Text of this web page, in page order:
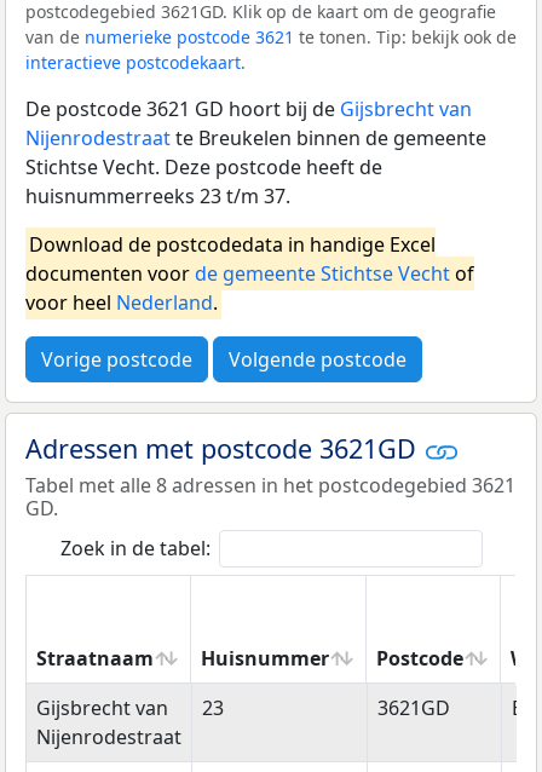
postcodegebied 3621GD. Klik op de kaart om de geografie
van de numerieke postcode 3621 te tonen. Tip: bekijk ook de
interactieve postcodekaart.
De postcode 3621 GD hoort bij de Gijsbrecht van
Nijenrodestraatte Breukelen binnen de gemeente
Stichtse Vecht. Deze postcode heeft de
huisnummerreeks 23 t/m 37.
Download de postcodedata in handige Excel
documenten voorde gemeente Stichtse Vechtof
voor heel Nederland.
Vorige postcode Volgende postcode
Adressen met postcode 3621GD
Tabel met alle 8 adressen in het postcodegebied 3621
GD.
Zoek in de tabel:
Straatnaam Huisnummer Postcode
Straatnaam
Huisnummer Postcode
Gijsbrecht van
Nijenrodestraat
23 3621GD